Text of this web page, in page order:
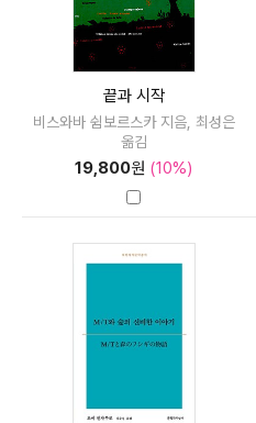
끝과 시작
비스와바 쉼보르스카 지음, 최성은
옮김
19,800원 (10%)